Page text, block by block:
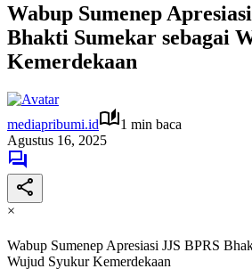
Wabup Sumenep
Bhakti Sumekar sebagai
Kemerdekaan
mediapribumi.id
1 min baca
Agustus 16, 2025
×
Wabup Sumenep Apresiasi JJS BPRS
Wujud Syukur Kemerdekaan